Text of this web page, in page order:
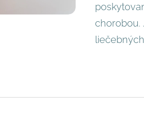
chorobou.